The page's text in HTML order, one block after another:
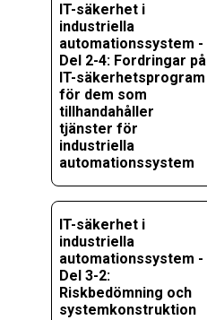
IT-säkerhet i
industriella
automationssystem -
Del 2-4: Fordringar på
IT-säkerhetsprogram
för dem som
tillhandahåller
tjänster för
industriella
automationssystem
IT-säkerhet i
industriella
automationssystem -
Del 3-2:
Riskbedömning och
systemkonstruktion